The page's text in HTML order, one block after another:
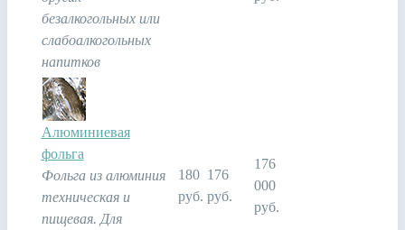
безалкогольных или
слабоалкогольных
напитков
Алюминиевая
фольга
Фольга из алюминия
техническая и
пищевая. Для
180
руб.
176
руб.
176
000
руб.